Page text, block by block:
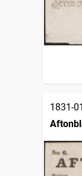
1831-